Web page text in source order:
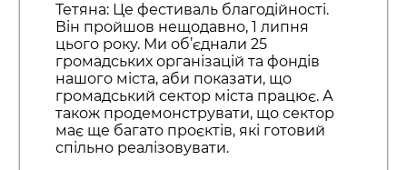
Тетяна: Це фестиваль благодійності.
Він пройшов нещодавно, 1 липня
цього року. Ми об’єднали 25
громадських організацій та фондів
нашого міста, аби показати, що
громадський сектор міста працює. А
також продемонструвати, що сектор
має ще багато проєктів, які готовий
спільно реалізовувати.